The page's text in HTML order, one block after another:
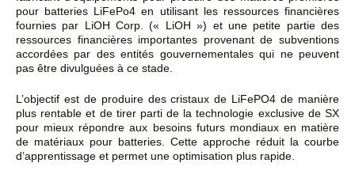
pour batteries LiFePo4 en utilisant les ressources financières
fournies par LiOH Corp. (« LiOH ») et une petite partie des
ressources financières importantes provenant de subventions
accordées par des entités gouvernementales qui ne peuvent
pas être divulguées à ce stade.
L’objectif est de produire des cristaux de LiFePO4 de manière
plus rentable et de tirer parti de la technologie exclusive de SX
pour mieux répondre aux besoins futurs mondiaux en matière
de matériaux pour batteries. Cette approche réduit la courbe
d’apprentissage et permet une optimisation plus rapide.